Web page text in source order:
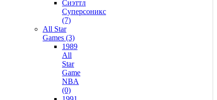
Сиэттл
Суперсоникс
(7)
All Star
Games (3)
1989
All
Star
Game
NBA
(0)